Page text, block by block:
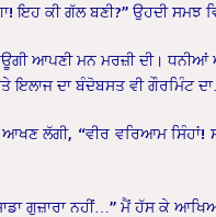
ਇਹ ਕੀ ਗੱਲ ਬਣੀ?” ਉਹਦੀ ਸਮਝ
ਆਪਣੀ ਮਨ ਮਰਜ਼ੀ ਦੀ।
ਇਲਾਜ ਦਾ ਬੰਦੋਬਸਤ ਵੀ ਗੌਰਮਿੰਟ
ਲੱਗੀ, “ਵੀਰ ਵਰਿਆਮ ਸਿੰਹਾਂ!
ਗੁਜ਼ਾਰਾ ਨਹੀਂ…” ਮੈਂ ਹੱਸ ਕੇ